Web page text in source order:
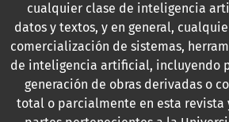
cualquier clase de inteligencia
datos y textos, y en general,
comercialización de sistemas,
de inteligencia artificial, incluyendo
generación de obras derivadas o
total o parcialmente en esta revista